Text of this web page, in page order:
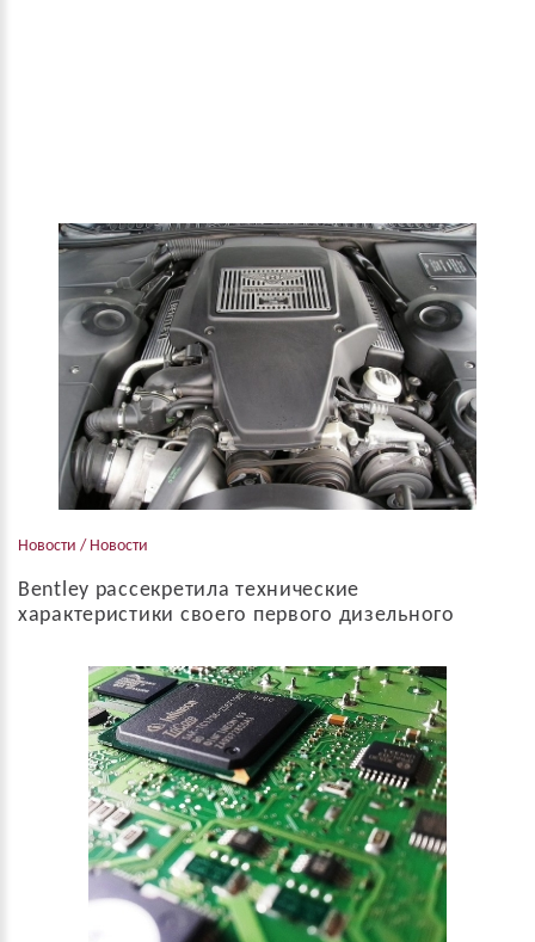
Новости / Новости
Bentley рассекретила технические
характеристики своего первого дизельного
Под капотом кроссовера Bentley Bentayaga поселили
используемую ранее на Audi SQ7 V-образную восьмерку с
трехступенчатым наддувом. Бороться с эффектом "турбоямы"
на низких оборотах будет компрессор с ...